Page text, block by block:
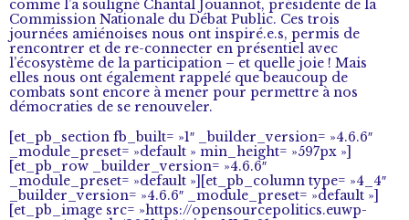
comme l’a souligné Chantal Jouannot, présidente de la
Commission Nationale du Débat Public. Ces trois
journées amiénoises nous ont inspiré.e.s, permis de
rencontrer et de re-connecter en présentiel avec
l’écosystème de la participation – et quelle joie ! Mais
elles nous ont également rappelé que beaucoup de
combats sont encore à mener pour permettre à nos
démocraties de se renouveler.
[et_pb_section fb_built= »1″ _builder_version= »4.6.6″
_module_preset= »default » min_height= »597px »]
[et_pb_row _builder_version= »4.6.6″
_module_preset= »default »][et_pb_column type= »4_4″
_builder_version= »4.6.6″ _module_preset= »default »]
[et_pb_image src= »https://opensourcepolitics.euwp-